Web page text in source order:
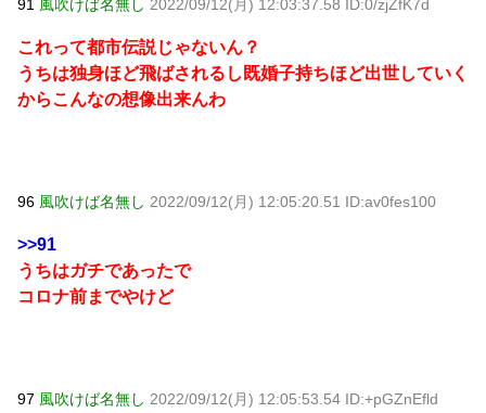
91 風吹けば名無し 2022/09/12(月) 12:03:37.58 ID:0/zjZfK7d
これって都市伝説じゃないん？
うちは独身ほど飛ばされるし既婚子持ちほど出世していく
からこんなの想像出来んわ
96 風吹けば名無し 2022/09/12(月) 12:05:20.51 ID:av0fes100
>>91
うちはガチであったで
コロナ前までやけど
97 風吹けば名無し 2022/09/12(月) 12:05:53.54 ID:+pGZnEfld